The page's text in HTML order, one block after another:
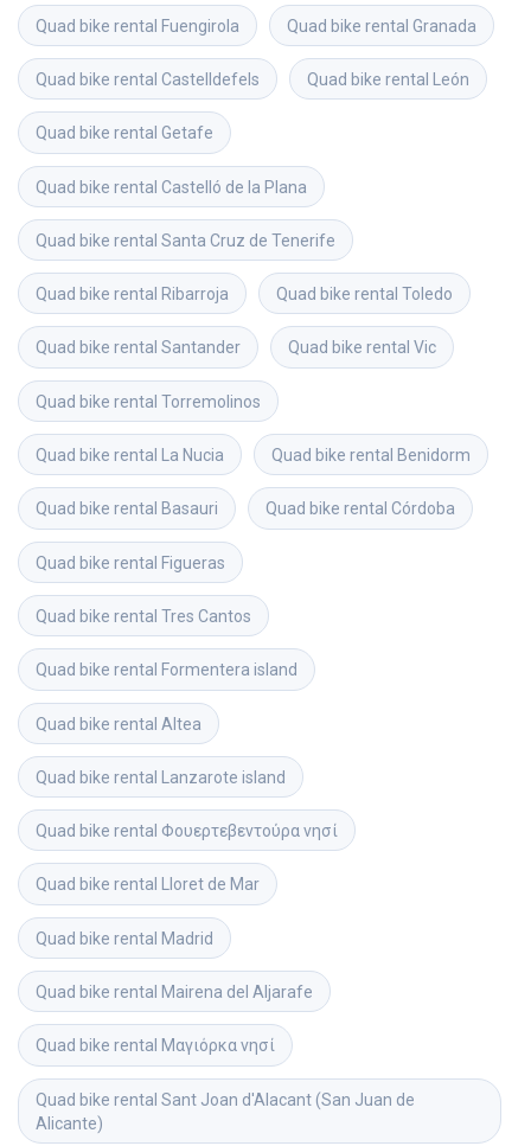
Quad bike rental Fuengirola Quad bike rental Granada
Quad bike rental Castelldefels Quad bike rental León
Quad bike rental Getafe
Quad bike rental Castelló de la Plana
Quad bike rental Santa Cruz de Tenerife
Quad bike rental Ribarroja Quad bike rental Toledo
Quad bike rental Santander Quad bike rental Vic
Quad bike rental Torremolinos
Quad bike rental La Nucia Quad bike rental Benidorm
Quad bike rental Basauri Quad bike rental Córdoba
Quad bike rental Figueras
Quad bike rental Tres Cantos
Quad bike rental Formentera island
Quad bike rental Altea
Quad bike rental Lanzarote island
Quad bike rental Φουερτεβεντούρα νησί
Quad bike rental Lloret de Mar
Quad bike rental Madrid
Quad bike rental Mairena del Aljarafe
Quad bike rental Μαγιόρκα νησί
Quad bike rental Sant Joan d'Alacant (San Juan de
Alicante)